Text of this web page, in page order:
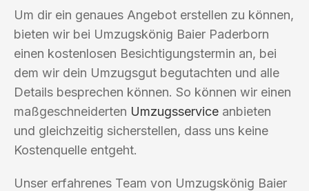
Um dir ein genaues Angebot erstellen zu können,
bieten wir bei Umzugskönig Baier Paderborn
einen kostenlosen Besichtigungstermin an, bei
dem wir dein Umzugsgut begutachten und alle
Details besprechen können. So können wir einen
maßgeschneiderten Umzugsservice anbieten
und gleichzeitig sicherstellen, dass uns keine
Kostenquelle entgeht.
Unser erfahrenes Team von Umzugskönig Baier